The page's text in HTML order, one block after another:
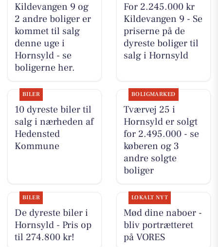
Kildevangen 9 og
2 andre boliger er
kommet til salg
denne uge i
Hornsyld - se
boligerne her.
For 2.245.000 kr
Kildevangen 9 - Se
priserne på de
dyreste boliger til
salg i Hornsyld
BILER
10 dyreste biler til
salg i nærheden af
Hedensted
Kommune
BOLIGMARKED
Tværvej 25 i
Hornsyld er solgt
for 2.495.000 - se
køberen og 3
andre solgte
boliger
BILER
De dyreste biler i
Hornsyld - Pris op
til 274.800 kr!
LOKALT NYT
Mød dine naboer -
bliv portrætteret
på VORES